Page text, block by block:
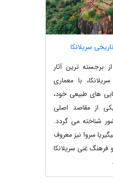
سریلانکا
برجسته ترین آثار
با معماری
های طبیعی خود،
از مقاصد اصلی
شناخته می گردد.
سروا نیز معروف
فرهنگ غنی سریلانکا